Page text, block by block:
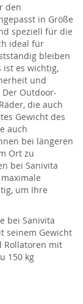
den
in Größe
speziell für die
ideal für
bleiben
ist es wichtig,
und
Outdoor-
die auch
Gewicht des
auch
bei längeren
Ort zu
bei Sanivita
um Ihre
bei Sanivita
seinem Gewicht
Rollatoren mit
150 kg